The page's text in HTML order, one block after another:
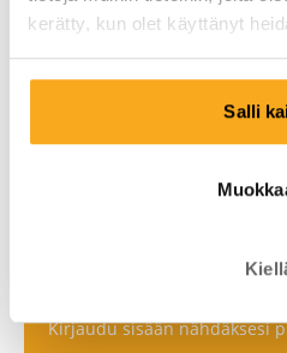
kerätty, kun olet käyttänyt
Salli
Kirjaudu sisään nähdäksesi